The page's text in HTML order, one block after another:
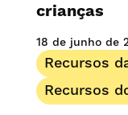
crianças
18 de junho de
Recursos
Recursos